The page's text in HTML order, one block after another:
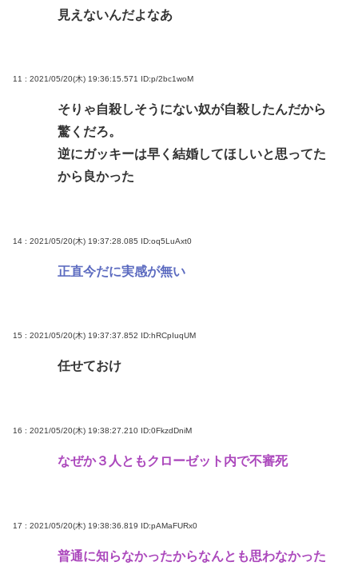
見えないんだよなあ
11 : 2021/05/20(木) 19:36:15.571 ID:p/2bc1woM
そりゃ自殺しそうにない奴が自殺したんだから
驚くだろ。
逆にガッキーは早く結婚してほしいと思ってた
から良かった
14 : 2021/05/20(木) 19:37:28.085 ID:oq5LuAxt0
正直今だに実感が無い
15 : 2021/05/20(木) 19:37:37.852 ID:hRCpIuqUM
任せておけ
16 : 2021/05/20(木) 19:38:27.210 ID:0FkzdDniM
なぜか３人ともクローゼット内で不審死
17 : 2021/05/20(木) 19:38:36.819 ID:pAMaFURx0
普通に知らなかったからなんとも思わなかった